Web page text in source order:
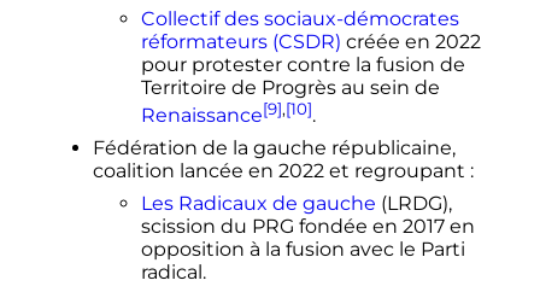
Collectif des sociaux-démocrates
réformateurs (CSDR) créée en 2022
pour protester contre la fusion de
Territoire de Progrès au sein de
Renaissance[9],[10].
Fédération de la gauche républicaine,
coalition lancée en 2022 et regroupant :
Les Radicaux de gauche (LRDG),
scission du PRG fondée en 2017 en
opposition à la fusion avec le Parti
radical.